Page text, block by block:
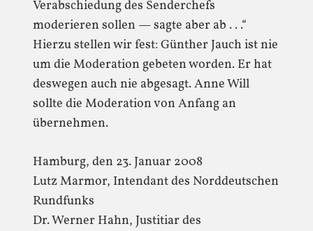
Verabschiedung des Senderchefs
moderieren sollen — sagte aber ab . . .“
Hierzu stellen wir fest: Günther Jauch ist nie
um die Moderation gebeten worden. Er hat
deswegen auch nie abgesagt. Anne Will
sollte die Moderation von Anfang an
übernehmen.
Hamburg, den 23. Januar 2008
Lutz Marmor, Intendant des Norddeutschen
Rundfunks
Dr. Werner Hahn, Justitiar des